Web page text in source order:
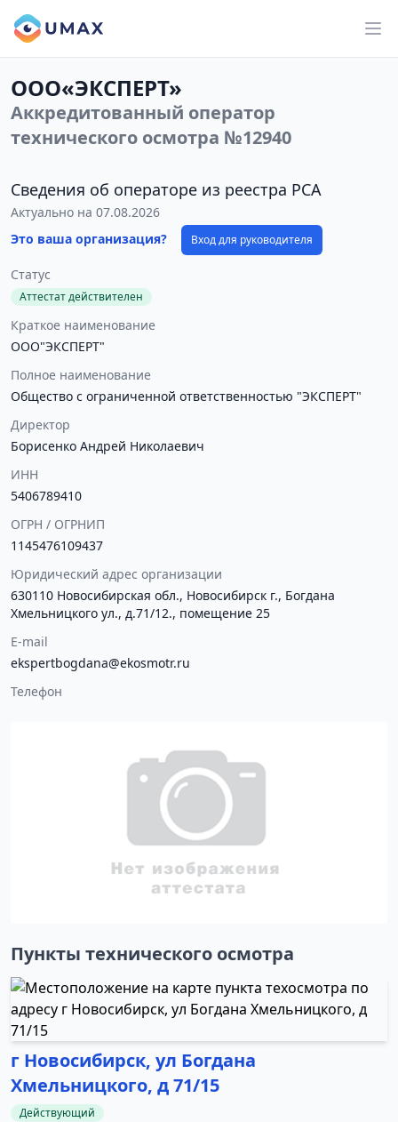
ООО«ЭКСПЕРТ»
Аккредитованный оператор
технического осмотра №12940
Сведения об операторе из реестра РСА
Актуально на 07.08.2026
Это ваша организация?
Вход для руководителя
Статус
Аттестат действителен
Краткое наименование
ООО"ЭКСПЕРТ"
Полное наименование
Общество с ограниченной ответственностью "ЭКСПЕРТ"
Директор
Борисенко Андрей Николаевич
ИНН
5406789410
ОГРН / ОГРНИП
1145476109437
Юридический адрес организации
630110 Новосибирская обл., Новосибирск г., Богдана
Хмельницкого ул., д.71/12., помещение 25
E-mail
ekspertbogdana@ekosmotr.ru
Телефон
Пункты технического осмотра
г Новосибирск, ул Богдана
Хмельницкого, д 71/15
Действующий